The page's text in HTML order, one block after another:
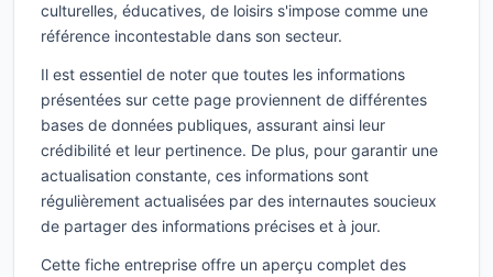
culturelles, éducatives, de loisirs s'impose comme une
référence incontestable dans son secteur.
Il est essentiel de noter que toutes les informations
présentées sur cette page proviennent de différentes
bases de données publiques, assurant ainsi leur
crédibilité et leur pertinence. De plus, pour garantir une
actualisation constante, ces informations sont
régulièrement actualisées par des internautes soucieux
de partager des informations précises et à jour.
Cette fiche entreprise offre un aperçu complet des